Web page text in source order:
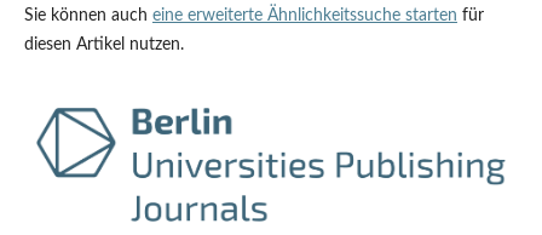
Sie können auch eine erweiterte Ähnlichkeitssuche starten für
diesen Artikel nutzen.